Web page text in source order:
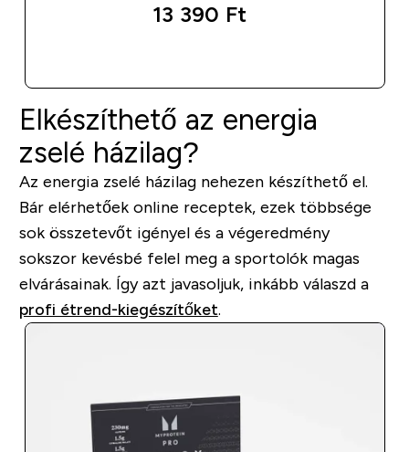
13 390 Ft‎
Elkészíthető az energia
zselé házilag?
Az energia zselé házilag nehezen készíthető el.
Bár elérhetőek online receptek, ezek többsége
sok összetevőt igényel és a végeredmény
sokszor kevésbé felel meg a sportolók magas
elvárásainak. Így azt javasoljuk, inkább válaszd a
profi étrend-kiegészítőket.